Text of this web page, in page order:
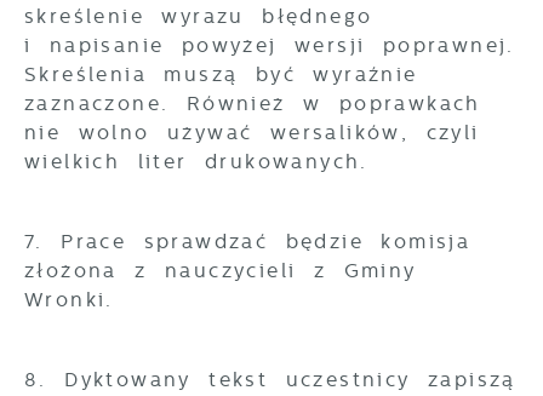
skreślenie wyrazu błędnego
i napisanie powyżej wersji poprawnej.
Skreślenia muszą być wyraźnie
zaznaczone. Również w poprawkach
nie wolno używać wersalików, czyli
wielkich liter drukowanych.
7. Prace sprawdzać będzie komisja
złożona z nauczycieli z Gminy
Wronki.
8. Dyktowany tekst uczestnicy zapiszą